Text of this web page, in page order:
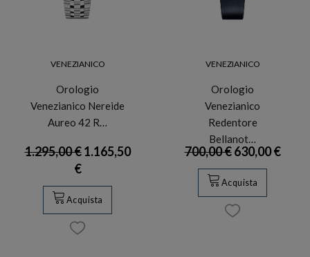
VENEZIANICO
Orologio
Venezianico Nereide
Aureo 42 R…
1.295,00 €1.165,50
€
Acquista
VENEZIANICO
Orologio
Venezianico
Redentore
Bellanot…
700,00 €630,00 €
Acquista